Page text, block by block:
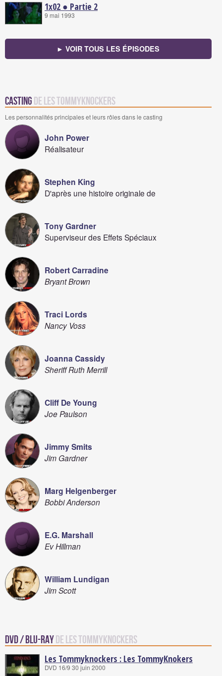
1x02 ● Partie 2
9 mai 1993
► VOIR TOUS LES ÉPISODES
Casting de Les Tommyknockers
Les personnalités principales et leurs rôles dans le casting
John Power
Réalisateur
Stephen King
D'après une histoire originale de
Tony Gardner
Superviseur des Effets Spéciaux
Robert Carradine
Bryant Brown
Traci Lords
Nancy Voss
Joanna Cassidy
Sheriff Ruth Merrill
Cliff De Young
Joe Paulson
Jimmy Smits
Jim Gardner
Marg Helgenberger
Bobbi Anderson
E.G. Marshall
Ev Hillman
William Lundigan
Jim Scott
DVD / Blu-Rayde Les Tommyknockers
Les Tommyknockers : Les TommyKnokers
DVD 16/9 30 juin 2000